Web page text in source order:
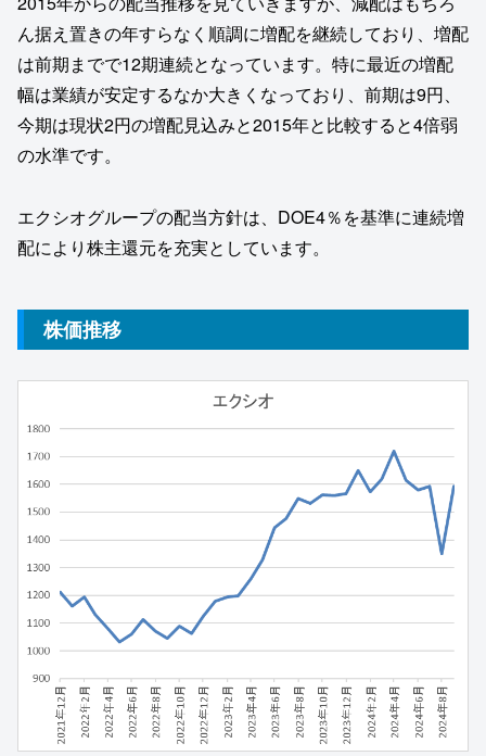
ん据え置きの年すらなく順調に増配を継続しており、増配
は前期までで12期連続となっています。特に最近の増配
幅は業績が安定するなか大きくなっており、前期は9円、
今期は現状2円の増配見込みと2015年と比較すると4倍弱
の水準です。
エクシオグループの配当方針は、DOE4％を基準に連続増
配により株主還元を充実としています。
株価推移